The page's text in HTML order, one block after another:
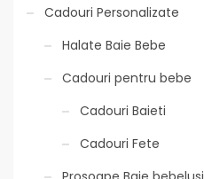
Cadouri Personalizate
Halate Baie Bebe
Cadouri pentru bebe
Cadouri Baieti
Cadouri Fete